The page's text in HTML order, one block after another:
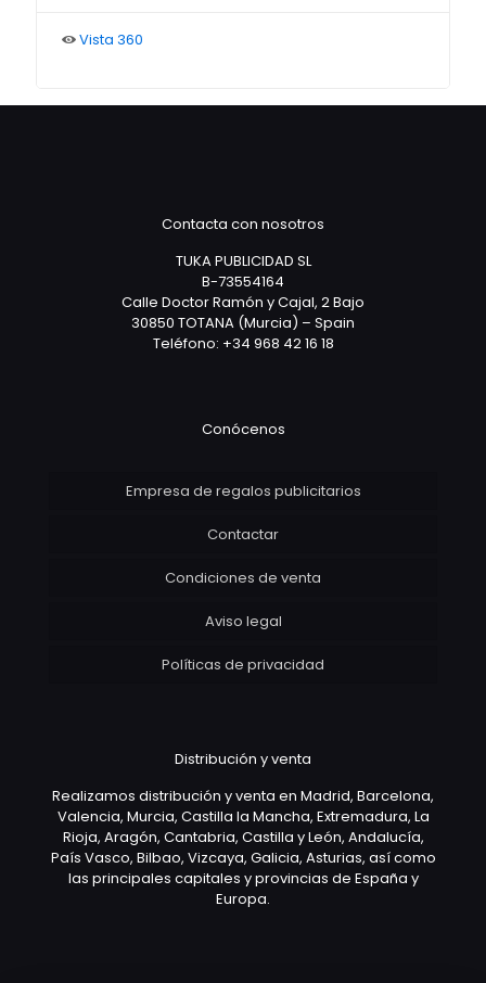
Vista 360
Contacta con nosotros
TUKA PUBLICIDAD SL
B-73554164
Calle Doctor Ramón y Cajal, 2 Bajo
30850 TOTANA (Murcia) – Spain
Teléfono: +34 968 42 16 18
Conócenos
Empresa de regalos publicitarios
Contactar
Condiciones de venta
Aviso legal
Políticas de privacidad
Distribución y venta
Realizamos distribución y venta en Madrid, Barcelona,
Valencia, Murcia, Castilla la Mancha, Extremadura, La
Rioja, Aragón, Cantabria, Castilla y León, Andalucía,
País Vasco, Bilbao, Vizcaya, Galicia, Asturias, así como
las principales capitales y provincias de España y
Europa.